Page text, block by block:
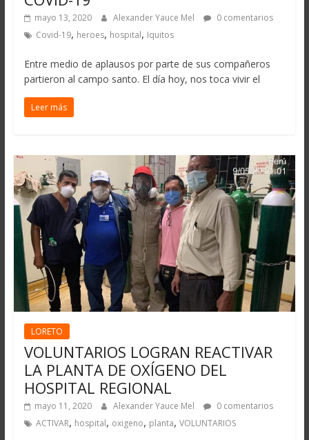
mayo 13, 2020 Alexander Yauce Mel
0 comentarios
Covid-19, heroes, hospital, Iquitos
Entre medio de aplausos por parte de sus compañeros
partieron al campo santo. El día hoy, nos toca vivir el
Leer más
LORETO
VOLUNTARIOS LOGRAN REACTIVAR
LA PLANTA DE OXÍGENO DEL
HOSPITAL REGIONAL
mayo 11, 2020 Alexander Yauce Mel
0 comentarios
ACTIVAR, hospital, oxigeno, planta, VOLUNTARIOS